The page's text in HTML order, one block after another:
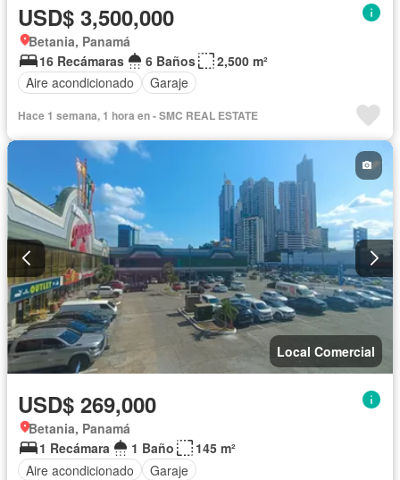
USD$ 3,500,000
Betania, Panamá
16 Recámaras
6 Baños
2,500 m²
Aire acondicionado
Garaje
Hace 1 semana, 1 hora en - SMC REAL ESTATE
Local Comercial
USD$ 269,000
Betania, Panamá
1 Recámara
1 Baño
145 m²
Aire acondicionado
Garaje